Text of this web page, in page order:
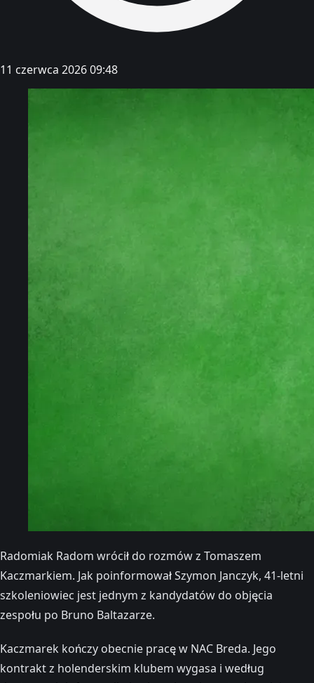
11 czerwca 2026 09:48
Radomiak Radom wrócił do rozmów z Tomaszem
Kaczmarkiem. Jak poinformował Szymon Janczyk, 41-letni
szkoleniowiec jest jednym z kandydatów do objęcia
zespołu po Bruno Baltazarze.
Kaczmarek kończy obecnie pracę w NAC Breda. Jego
kontrakt z holenderskim klubem wygasa i według